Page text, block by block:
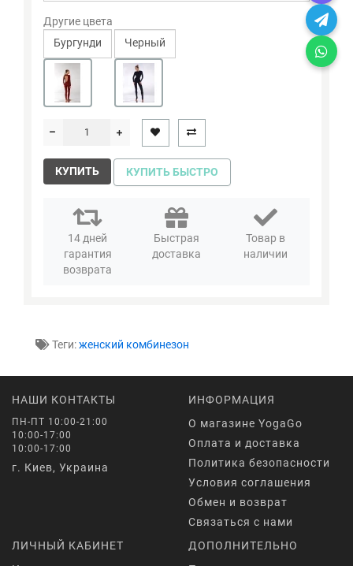
Другие цвета
Бургунди
Черный
КУПИТЬ КУПИТЬ БЫСТРО
14 дней
гарантия
возврата
Быстрая
доставка
Товар в
наличии
Теги:женский комбинезон
НАШИ КОНТАКТЫ
ПН-ПТ 10:00-21:00
10:00-17:00
10:00-17:00
г. Киев, Украина
ИНФОРМАЦИЯ
О магазине YogaGo
Оплата и доставка
Политика безопасности
Условия соглашения
Обмен и возврат
Связаться с нами
ЛИЧНЫЙ КАБИНЕТ
ДОПОЛНИТЕЛЬНО